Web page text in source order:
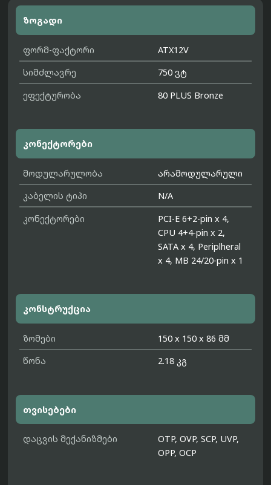
ზოგადი
ფორმ-ფაქტორი
ATX12V
სიმძლავრე
750 ვტ
ეფექტურობა
80 PLUS Bronze
კონექტორები
მოდულარულობა
არამოდულარული
კაბელის ტიპი
N/A
კონექტორები
PCI-E 6+2-pin x 4,
CPU 4+4-pin x 2,
SATA x 4, Periplheral
x 4, MB 24/20-pin x 1
კონსტრუქცია
ზომები
150 x 150 x 86 მმ
წონა
2.18 კგ
თვისებები
დაცვის მექანიზმები
OTP, OVP, SCP, UVP,
OPP, OCP